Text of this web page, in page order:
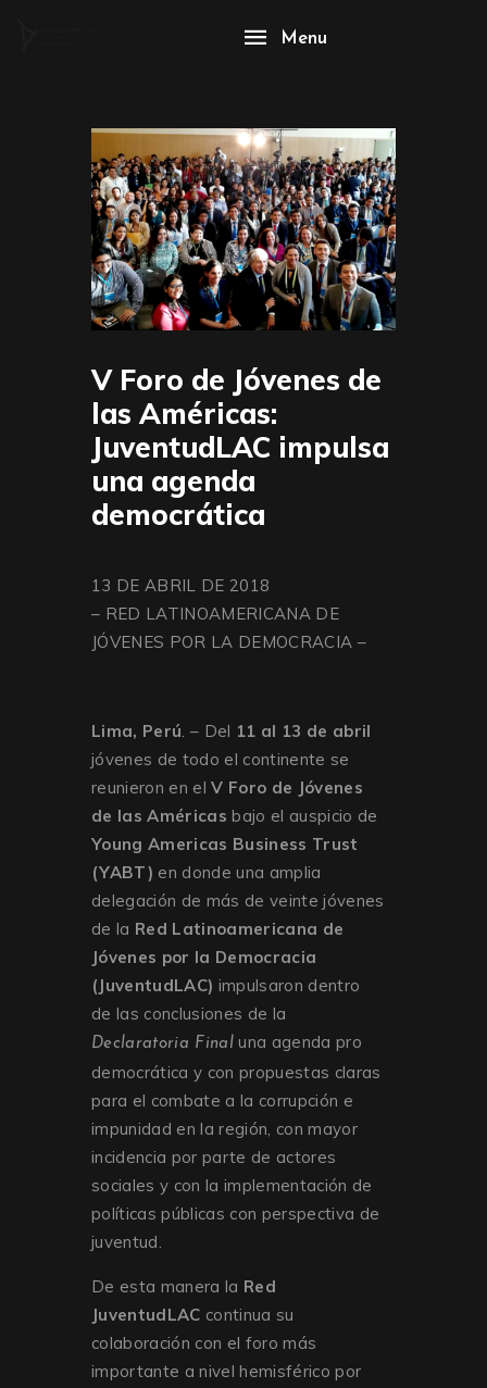
Menu
V Foro de Jóvenes de
las Américas:
JuventudLAC impulsa
una agenda
democrática
13 DE ABRIL DE 2018
– RED LATINOAMERICANA DE
JÓVENES POR LA DEMOCRACIA –
Lima, Perú. – Del 11 al 13 de abril
jóvenes de todo el continente se
reunieron en elV Foro de Jóvenes
de las Américas bajo el auspicio de
Young Americas Business Trust
(YABT) en donde una amplia
delegación de más de veinte jóvenes
de la Red Latinoamericana de
Jóvenes por la Democracia
(JuventudLAC) impulsaron dentro
de las conclusiones de la
Declaratoria Finaluna agenda pro
democrática y con propuestas claras
para el combate a la corrupción e
impunidad en la región, con mayor
incidencia por parte de actores
sociales y con la implementación de
políticas públicas con perspectiva de
juventud.
De esta manera la Red
JuventudLAC continua su
colaboración con el foro más
importante a nivel hemisférico por